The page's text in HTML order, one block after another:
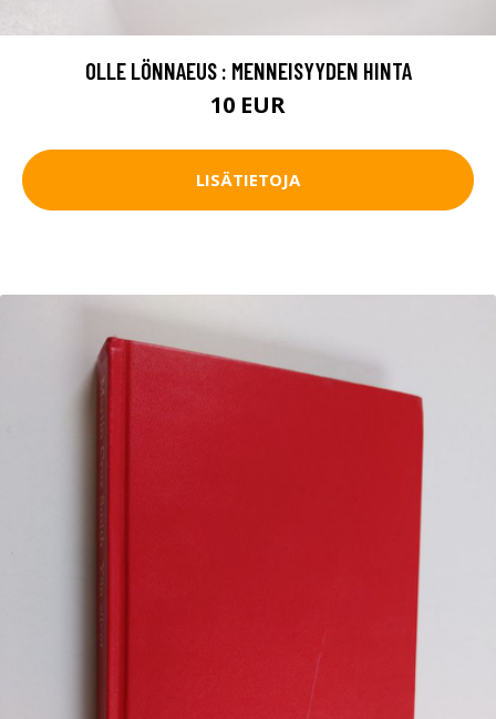
OLLE LÖNNAEUS : MENNEISYYDEN HINTA
10 EUR
LISÄTIETOJA